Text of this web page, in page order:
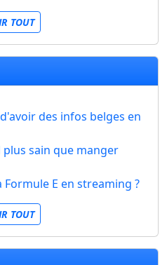
TOUT
des infos belges en
sain que manger
E en streaming ?
TOUT